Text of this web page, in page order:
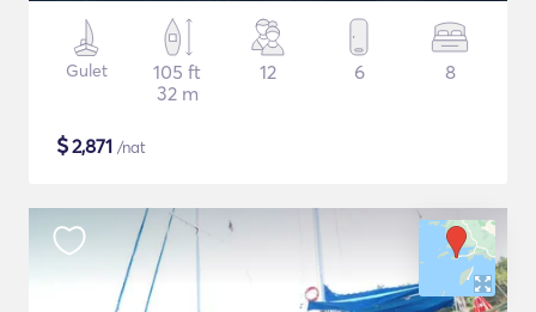
Gulet
105 ft
32 m
12 6 8
$2,871 /nat